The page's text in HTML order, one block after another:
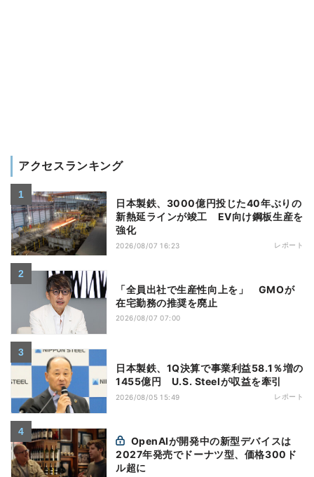
アクセスランキング
日本製鉄、3000億円投じた40年ぶりの
新熱延ラインが竣工 EV向け鋼板生産を
強化
2026/08/07 16:23 レポート
「全員出社で生産性向上を」 GMOが
在宅勤務の推奨を廃止
2026/08/07 07:00
日本製鉄、1Q決算で事業利益58.1％増の
1455億円 U.S. Steelが収益を牽引
2026/08/05 15:49 レポート
2027年発売でドーナツ型、価格300ド
ル超に